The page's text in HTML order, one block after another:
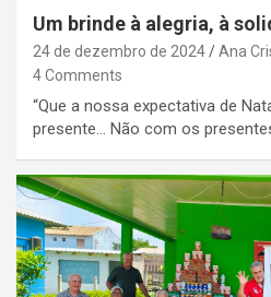
Um brinde à alegria, à
24 de dezembro de 2024
Ana
4 Comments
“Que a nossa expectativa de
presente… Não com os